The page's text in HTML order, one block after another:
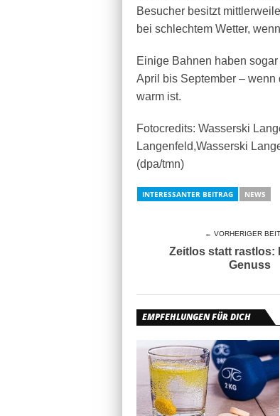
Besucher besitzt
bei schlechtem Wetter,
Einige Bahnen haben
April bis September –
warm ist.
Fotocredits: Wasserski
Langenfeld,Wasserski
(dpa/tmn)
INTERESSANTER BEITRAG NEWS
← VORHERIGER
Zeitlos statt rastlos:
Genuss
EMPFEHLUNGEN FÜR DICH